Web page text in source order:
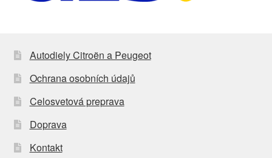
Autodiely Citroën a Peugeot
Ochrana osobních údajů
Celosvetová preprava
Doprava
Kontakt